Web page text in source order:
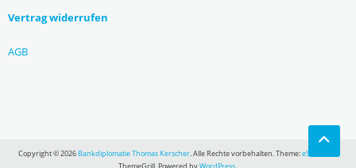
Vertrag widerrufen
AGB
Copyright © 2026Bankdiplomatie Thomas Kerscher. Alle Rechte vorbehalten. Theme:eStore